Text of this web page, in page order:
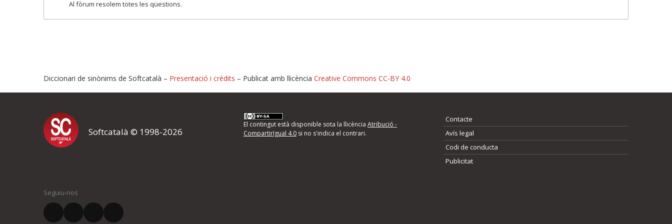
Al fòrum resolem totes les qüestions.
Proposeu-nos millores o informeu d'errors
Si heu trobat un error o voleu proposar alguna millora, ompliu els camps següents i descriviu quina és la millora que
proposeu o l'error del qual voleu informar-nos.
El vostre correu electrònic *
Diccionari de sinònims de Softcatalà – Presentació i crèdits – Publicat amb llicència Creative Commons CC-BY 4.0
Softcatalà © 1998-2026
El contingut està disponible sota la llicència Atribució -
CompartirIgual 4.0si no s'indica el contrari.
Contacte
Avís legal
Codi de conducta
Publicitat
Seguiu-nos